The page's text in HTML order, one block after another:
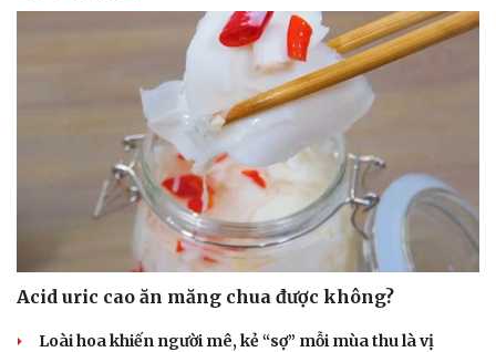
Acid uric cao ăn măng chua được không?
Loài hoa khiến người mê, kẻ “sợ” mỗi mùa thu là vị